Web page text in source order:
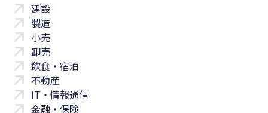
建設
製造
小売
卸売
飲食・宿泊
不動産
IT・情報通信
金融・保険